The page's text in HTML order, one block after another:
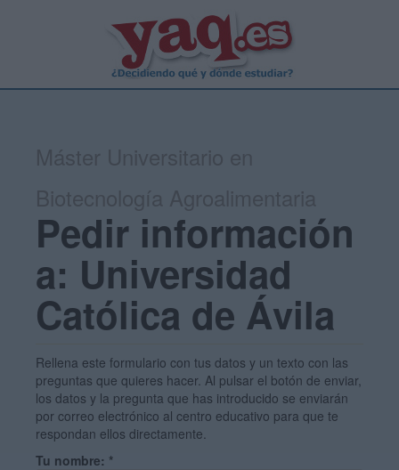
Pedir información
a: Universidad
Católica de Ávila
Rellena este formulario con tus datos y un texto con las
preguntas que quieres hacer. Al pulsar el botón de enviar,
los datos y la pregunta que has introducido se enviarán
por correo electrónico al centro educativo para que te
respondan ellos directamente.
Tu nombre: *